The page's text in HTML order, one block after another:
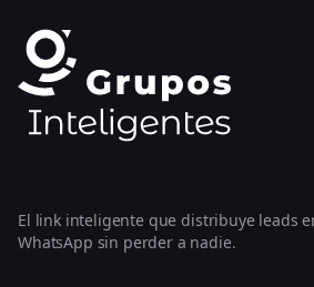
El link inteligente que distribuye leads
WhatsApp sin perder a nadie.